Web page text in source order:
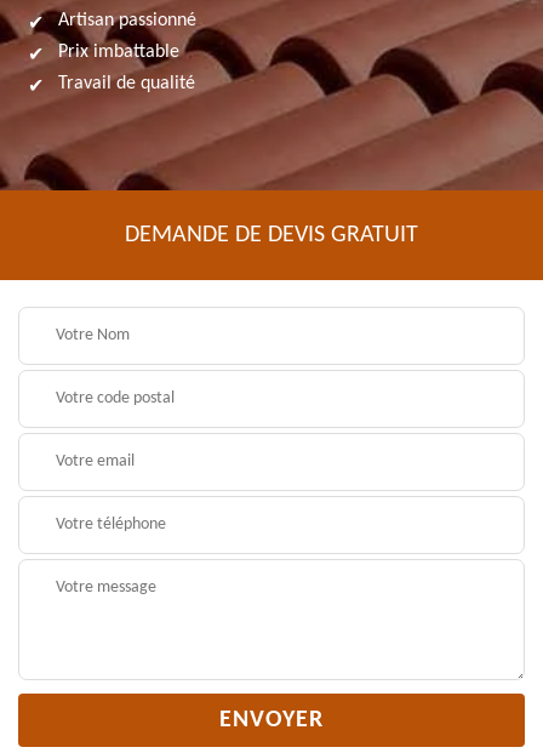
Artisan passionné
Prix imbattable
Travail de qualité
DEMANDE DE DEVIS GRATUIT